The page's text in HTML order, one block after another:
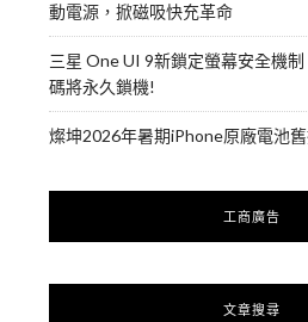
動電源，掀磁吸快充革命
三星 One UI 9新鎖定螢幕安全機
碼將永久鎖機!
燦坤2026年暑期iPhone原廠電池
工商廣告
文章搜尋